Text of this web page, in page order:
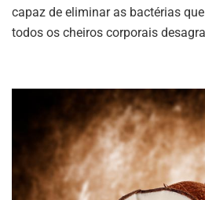
capaz de eliminar as bactérias
todos os cheiros corporais